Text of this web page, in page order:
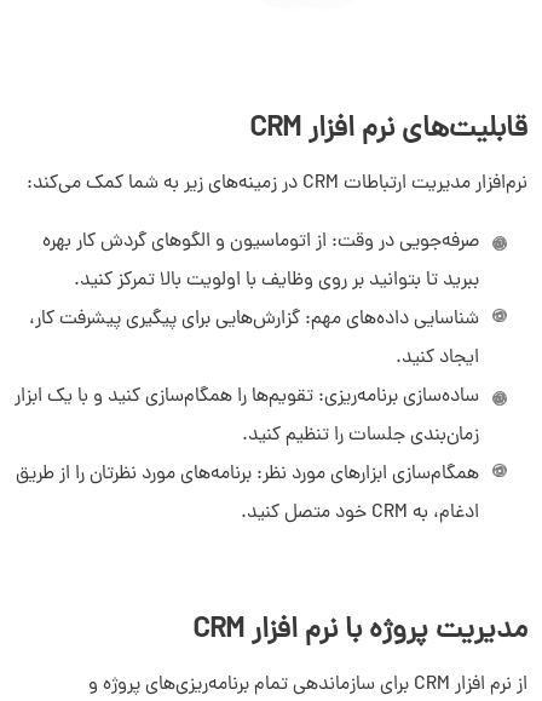
قابلیت‌های نرم افزارCRM
نرم‌افزار مدیریت ارتباطات CRM در زمینه‌های زیر به شما کمک می‌کند:
صرفه‌جویی در وقت: از اتوماسیون و الگوهای گردش کار بهره
ببرید تا بتوانید بر روی وظایف با اولویت بالا تمرکز کنید.
شناسایی داده‌های مهم: گزارش‌هایی برای پیگیری پیشرفت کار،
ایجاد کنید.
ساده‌سازی برنامه‌ریزی: تقویم‌ها را همگام‌سازی کنید و با یک ابزار
زمان‌بندی جلسات را تنظیم کنید.
همگام‌سازی ابزارهای مورد نظر: برنامه‌های مورد نظرتان را از طریق
ادغام، به CRM خود متصل کنید.
مدیریت پروژه با نرم افزار CRM
از نرم افزار CRM برای سازماندهی تمام برنامه‌ریزی‌های پروژه و